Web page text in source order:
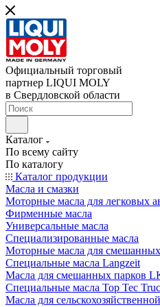
Официальный торговый
партнер LIQUI MOLY
в Свердловской области
Каталог
По всему сайту
По каталогу
Каталог продукции
Масла и смазки
Моторные масла для легковых
Фирменные масла
Универсальные масла
Специализированные масла
Моторные масла для смешанных
Специальные масла Langzeit
Масла для смешанных парков
Специальные масла Top Tec
Масла для